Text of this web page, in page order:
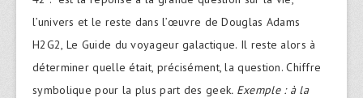
l’univers et le reste dans l’œuvre de Douglas Adams
H2G2, Le Guide du voyageur galactique. Il reste alors à
déterminer quelle était, précisément, la question. Chiffre
symbolique pour la plus part des geek. Exemple : à la